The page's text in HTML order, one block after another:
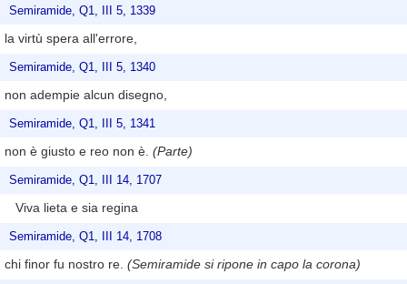
Semiramide, Q1, III 5, 1339
la virtù spera all'errore,
Semiramide, Q1, III 5, 1340
non adempie alcun disegno,
Semiramide, Q1, III 5, 1341
non è giusto e reo non è. (Parte)
Semiramide, Q1, III 14, 1707
Viva lieta e sia regina
Semiramide, Q1, III 14, 1708
chi finor fu nostro re. (Semiramide si ripone in capo la corona)